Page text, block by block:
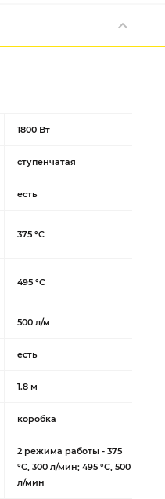
1800 Вт
ступенчатая
есть
375 °C
495 °C
500 л/м
есть
1.8 м
коробка
2 режима работы - 375
°C, 300 л/мин; 495 °C, 500
л/мин